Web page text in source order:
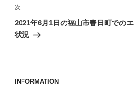
ビ
ゲ
ー
稿
次
の
投
次
2021年6月1日の福山市春日町での
状況
INFORMATION